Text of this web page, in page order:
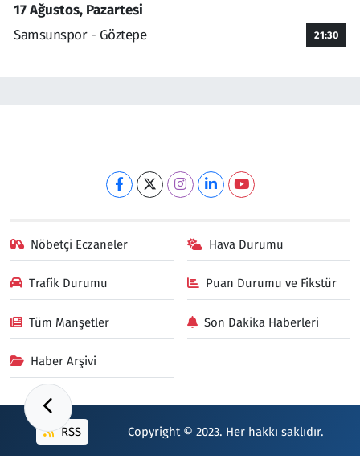
17 Ağustos, Pazartesi
Samsunspor - Göztepe
21:30
Nöbetçi Eczaneler Hava Durumu
Trafik Durumu Puan Durumu ve Fikstür
Tüm Manşetler Son Dakika Haberleri
Haber Arşivi
RSS Copyright © 2023. Her hakkı saklıdır.